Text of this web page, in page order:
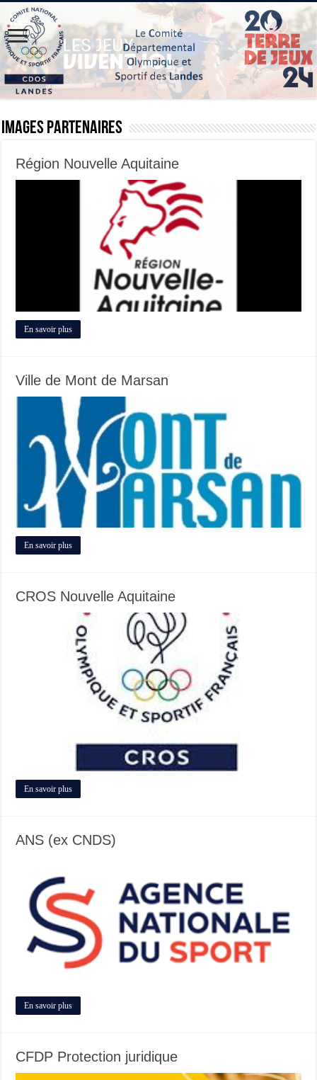
images partenaires
Région Nouvelle Aquitaine
En savoir plus
Ville de Mont de Marsan
En savoir plus
CROS Nouvelle Aquitaine
En savoir plus
ANS (ex CNDS)
En savoir plus
CFDP Protection juridique